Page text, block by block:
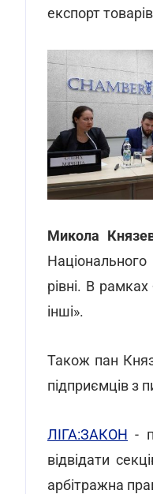
експорт
Микола
рівні. В рамках
інші».
Також пан
підприємців з
ЛІГА:ЗАКОН -
відвідати
арбітражна